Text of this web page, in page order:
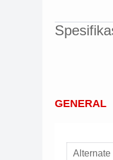
GENERAL
Alternate